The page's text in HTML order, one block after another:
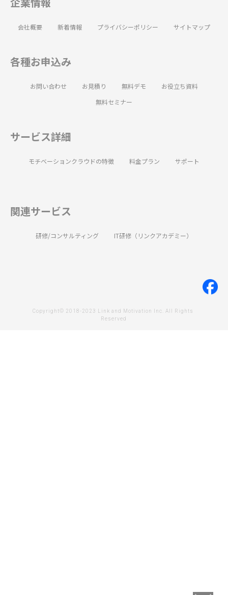
会社概要 新着情報 プライバシーポリシー サイトマップ
各種お申込み
お問い合わせ お見積り 無料デモ
お役立ち資料
無料セミナー
サービス詳細
モチベーションクラウドの特徴 料金プラン サポート
関連サービス
研修/コンサルティング IT研修（リンクアカデミー）
Copyright© 2018-2023 Link and Motivation Inc. All Rights
Reserved